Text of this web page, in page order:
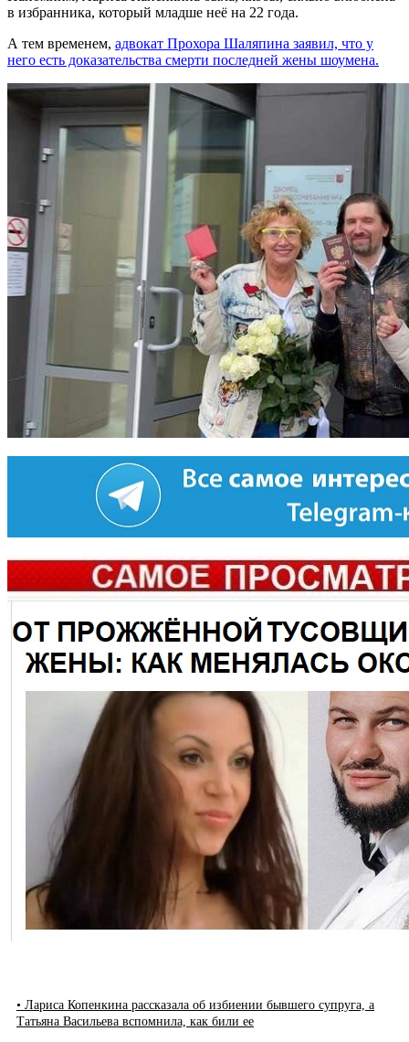
в избранника, который младше неё на 22 года.
А тем временем, адвокат Прохора Шаляпина заявил, что у
него есть доказательства смерти последней жены шоумена.
• Лариса Копенкина рассказала об избиении бывшего супруга, а
Татьяна Васильева вспомнила, как били ее